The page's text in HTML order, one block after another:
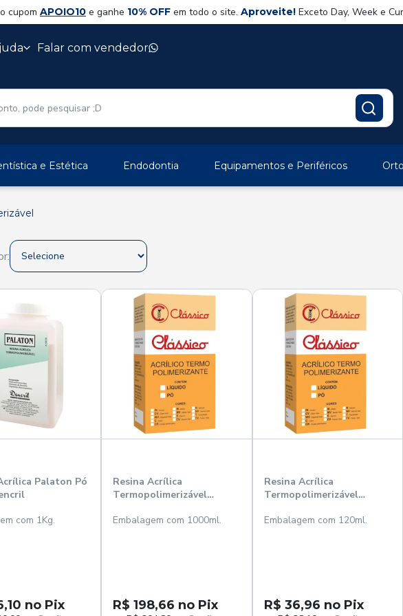
cupom APOIO10 e ganhe 10% OFF em todo o site. Aproveite! Exceto Day, Week e
Falar com vendedor
e Estética Endodontia Equipamentos e Periféricos
Palaton Pó
com 1Kg.
no Pix
Resina Acrílica
Termopolimerizável
Embalagem com 1000ml.
R$ 198,66 no Pix
Resina Acrílica
Termopolimerizável
Embalagem com 120ml.
R$ 36,96 no Pix